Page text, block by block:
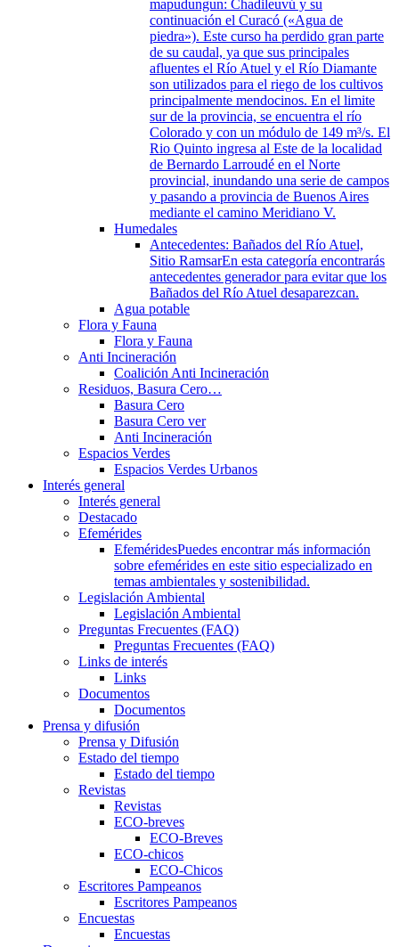
mapudungun: Chadileuvú y su
continuación el Curacó («Agua de
piedra»). Este curso ha perdido gran parte
de su caudal, ya que sus principales
afluentes el Río Atuel y el Río Diamante
son utilizados para el riego de los cultivos
principalmente mendocinos. En el limite
sur de la provincia, se encuentra el río
Colorado y con un módulo de 149 m³/s. El
Rio Quinto ingresa al Este de la localidad
de Bernardo Larroudé en el Norte
provincial, inundando una serie de campos
y pasando a provincia de Buenos Aires
mediante el camino Meridiano V.
Humedales
Antecedentes: Bañados del Río Atuel,
Sitio RamsarEn esta categoría encontrarás
antecedentes generador para evitar que los
Bañados del Río Atuel desaparezcan.
Agua potable
Flora y Fauna
Flora y Fauna
Anti Incineración
Coalición Anti Incineración
Residuos, Basura Cero…
Basura Cero
Basura Cero ver
Anti Incineración
Espacios Verdes
Espacios Verdes Urbanos
Interés general
Interés general
Destacado
Efemérides
EfeméridesPuedes encontrar más información
sobre efemérides en este sitio especializado en
temas ambientales y sostenibilidad.
Legislación Ambiental
Legislación Ambiental
Preguntas Frecuentes (FAQ)
Preguntas Frecuentes (FAQ)
Links de interés
Links
Documentos
Documentos
Prensa y difusión
Prensa y Difusión
Estado del tiempo
Estado del tiempo
Revistas
Revistas
ECO-breves
ECO-Breves
ECO-chicos
ECO-Chicos
Escritores Pampeanos
Escritores Pampeanos
Encuestas
Encuestas